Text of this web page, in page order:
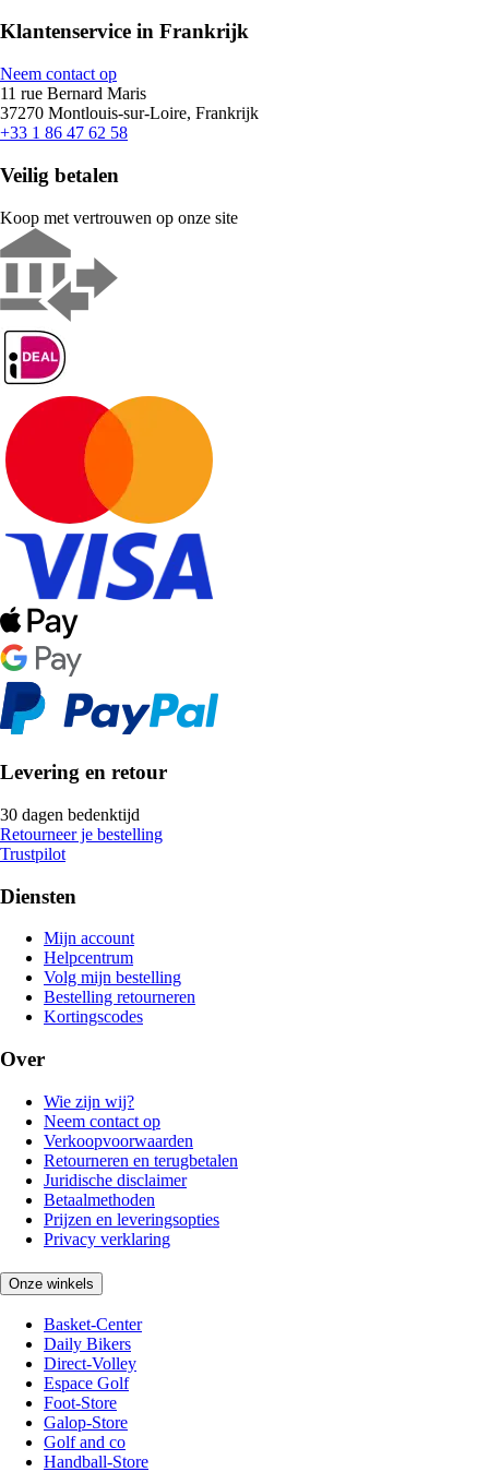
Klantenservice in Frankrijk
Neem contact op
11 rue Bernard Maris
37270 Montlouis-sur-Loire, Frankrijk
+33 1 86 47 62 58
Veilig betalen
Koop met vertrouwen op onze site
Levering en retour
30 dagen bedenktijd
Retourneer je bestelling
Trustpilot
Diensten
Mijn account
Helpcentrum
Volg mijn bestelling
Bestelling retourneren
Kortingscodes
Over
Wie zijn wij?
Neem contact op
Verkoopvoorwaarden
Retourneren en terugbetalen
Juridische disclaimer
Betaalmethoden
Prijzen en leveringsopties
Privacy verklaring
Onze winkels
Basket-Center
Daily Bikers
Direct-Volley
Espace Golf
Foot-Store
Galop-Store
Golf and co
Handball-Store